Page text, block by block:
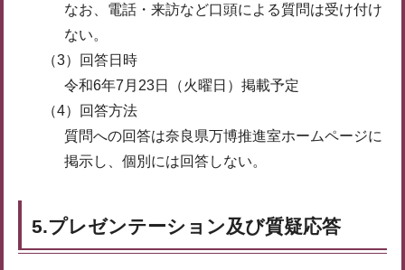
なお、電話・来訪など口頭による質問は受け付け
ない。
（3）回答日時
令和6年7月23日（火曜日）掲載予定
（4）回答方法
質問への回答は奈良県万博推進室ホームページに
掲示し、個別には回答しない。
5.プレゼンテーション及び質疑応答